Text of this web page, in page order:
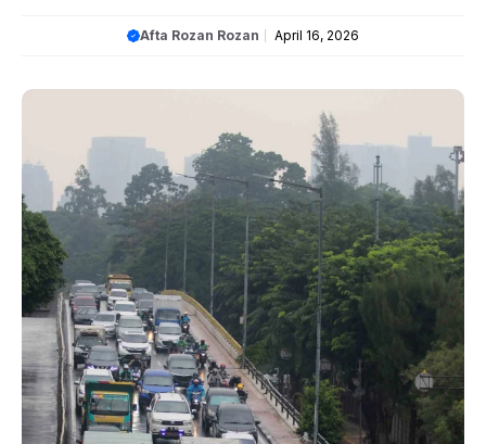
Afta Rozan Rozan April 16, 2026